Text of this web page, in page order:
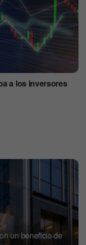
a los inversores
un beneficio de